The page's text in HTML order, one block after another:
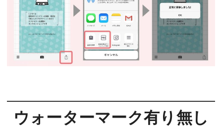
ウォーターマーク有り無し